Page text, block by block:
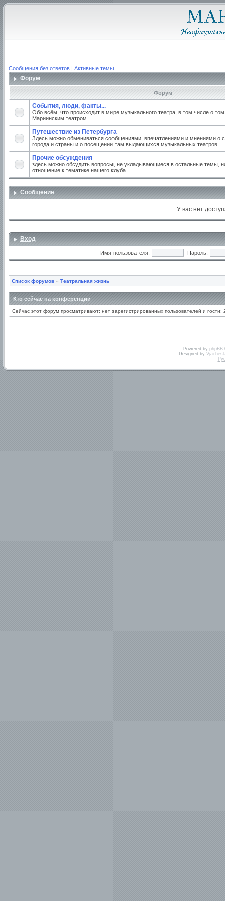
Сообщения без ответов | Активные темы
Форум
Форум
События, люди, факты...
Обо всём, что происходит в мире музыкального театра, в том числе о
Мариинским театром.
Путешествие из Петербурга
Здесь можно обмениваться сообщениями, впечатлениями и мнениями о
города и страны и о посещении там выдающихся музыкальных театров.
Прочие обсуждения
здесь можно обсудить вопросы, не укладывающиеся в остальные темы,
отношение к тематике нашего клуба
Сообщение
У вас нет
Вход
Имя пользователя: Пароль:
Список форумов » Театральная жизнь
Кто сейчас на конференции
Сейчас этот форум просматривают: нет зарегистрированных пользователей и гости:
Powered by phpBB
Designed by